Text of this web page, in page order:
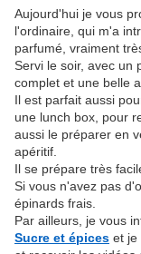
Aujourd'hui je vous
l'ordinaire, qui m'a
parfumé, vraiment
Servi le soir, avec un
complet et une belle
Il est parfait aussi
une lunch box, pour
aussi le préparer en
apéritif.
Il se prépare très
Si vous n'avez pas
épinards frais.
Par ailleurs, je vous
Sucre et épices et je